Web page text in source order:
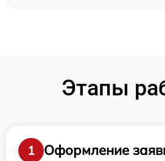
Этапы
1
Оформление